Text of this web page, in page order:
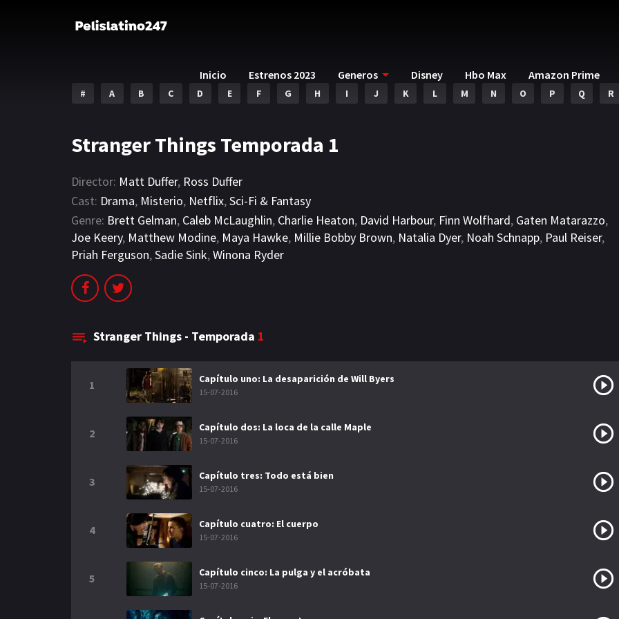
Inicio Estrenos 2023 Generos Disney Hbo Max Amazon Prime
# A B C D E F G H I J K L M N O P Q R
Stranger Things Temporada 1
Director: Matt Duffer, Ross Duffer
Cast: Drama, Misterio, Netflix,Sci-Fi & Fantasy
Genre: Brett Gelman, Caleb McLaughlin, Charlie Heaton, David Harbour, Finn Wolfhard, Gaten Matarazzo,
Joe Keery, Matthew Modine, Maya Hawke, Millie Bobby Brown, Natalia Dyer, Noah Schnapp, Paul Reiser,
Priah Ferguson,Sadie Sink,Winona Ryder
Stranger Things - Temporada 1
1 Capítulo uno: La desaparición de Will Byers
15-07-2016
2 Capítulo dos: La loca de la calle Maple
15-07-2016
3 Capítulo tres: Todo está bien
15-07-2016
4 Capítulo cuatro: El cuerpo
15-07-2016
5 Capítulo cinco: La pulga y el acróbata
15-07-2016